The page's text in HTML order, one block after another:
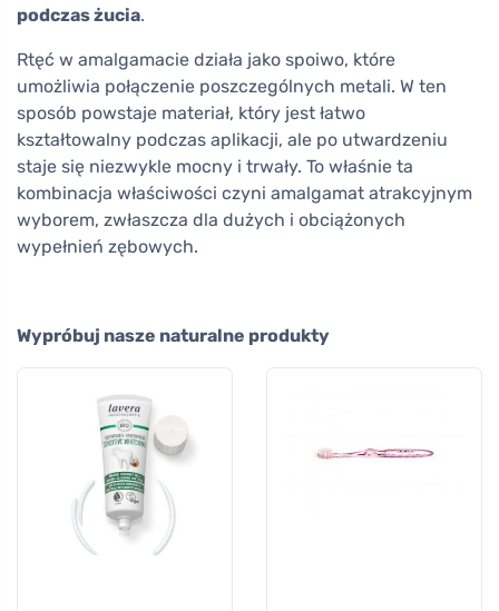
podczas żucia.
Rtęć w amalgamacie działa jako spoiwo, które
umożliwia połączenie poszczególnych metali. W ten
sposób powstaje materiał, który jest łatwo
kształtowalny podczas aplikacji, ale po utwardzeniu
staje się niezwykle mocny i trwały. To właśnie ta
kombinacja właściwości czyni amalgamat atrakcyjnym
wyborem, zwłaszcza dla dużych i obciążonych
wypełnień zębowych.
Wypróbuj nasze naturalne produkty